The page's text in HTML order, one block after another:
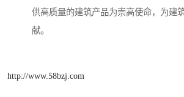
供高质量的建筑产品为崇高使命，为建
献。
http://www.58bzj.com